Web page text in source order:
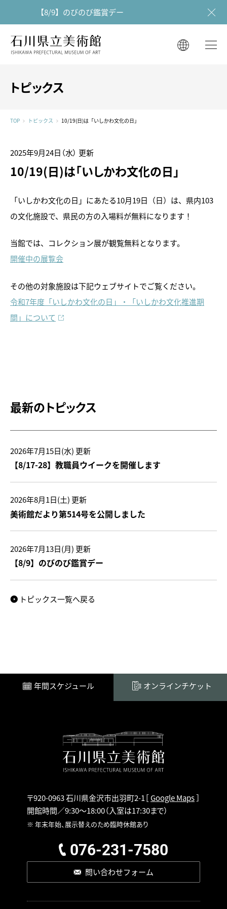
【8/9】のびのび鑑賞デー
繁體中文
トピックス
TOP トピックス 10/19(日)は「いしかわ文化の日」
2025年9月24日（水） 更新
10/19(日)は「いしかわ文化の日」
「いしかわ文化の日」にあたる10月19日（日）は、県内103
の文化施設で、県民の方の入場料が無料になります！
当館では、コレクション展が観覧無料となります。
開催中の展覧会
その他の対象施設は下記ウェブサイトでご覧ください。
令和7年度「いしかわ文化の日」・「いしかわ文化推進期
間」について
最新のトピックス
2026年7月15日(水) 更新
【8/17-28】教職員ウイークを開催します
2026年8月1日(土) 更新
美術館だより第514号を公開しました
2026年7月13日(月) 更新
【8/9】のびのび鑑賞デー
トピックス一覧へ戻る
年間スケジュール オンラインチケット
〒920-0963 石川県金沢市出羽町2-1［Google Maps］
開館時間／9:30～18:00（入室は17:30まで）
※ 年末年始、展示替えのため臨時休館あり
076-231-7580
問い合わせフォーム
おうちで楽しむ石川県立美術
简体中文